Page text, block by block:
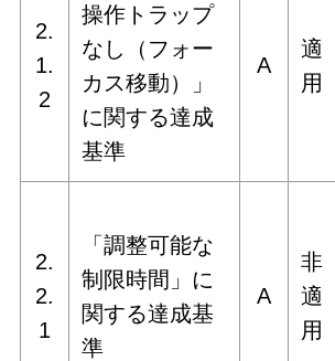
2.
1.
2
操作トラップ
なし（フォー
カス移動）」
に関する達成
基準
A
適
用
2.
2.
1
「調整可能な
制限時間」に
関する達成基
準
A
非
適
用